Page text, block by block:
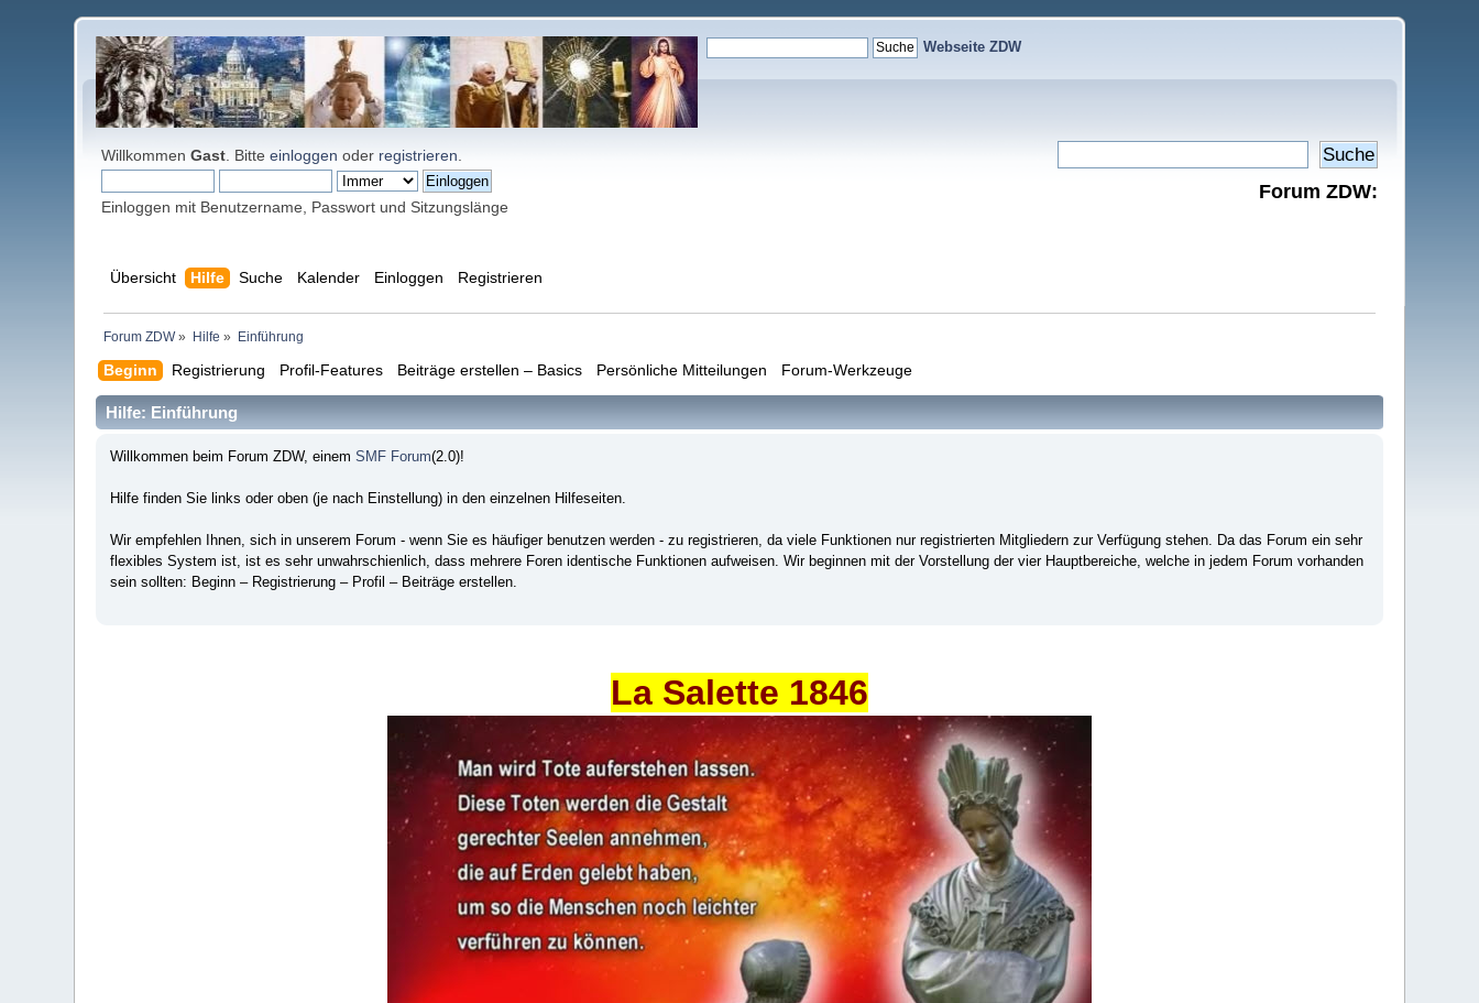
Webseite ZDW
WillkommenGast . Bitteeinloggen oder registrieren
Einloggen mit Benutzername, Passwort und Sitzungslänge
Forum ZDW:
Übersicht Hilfe Suche Kalender Einloggen Registrieren
Forum ZDW» Hilfe » Einführung
Beginn Registrierung Profil-Features Beiträge erstellen – Basics Persönliche Mitteilungen Forum-Werkzeuge
Hilfe: Einführung
Willkommen beim Forum ZDW, einem SMF Forum(2.0)!
Hilfe finden Sie links oder oben (je nach Einstellung) in den einzelnen Hilfeseiten.
Wir empfehlen Ihnen, sich in unserem Forum - wenn Sie es häufiger benutzen werden - zu registrieren, da viele Funktionen nur registrierten Mitgliedern zur Verfügung stehen. Da das Forum ein sehr
flexibles System ist, ist es sehr unwahrschienlich, dass mehrere Foren identische Funktionen aufweisen. Wir beginnen mit der Vorstellung der vier Hauptbereiche, welche in jedem Forum vorhanden
sein sollten: Beginn – Registrierung – Profil – Beiträge erstellen.
La Salette 1846